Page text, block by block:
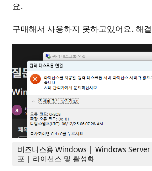
요.
구매해서 사용하지 못하고있어요. 해
비즈니스용 Windows | Windows
포 | 라이선스 및 활성화